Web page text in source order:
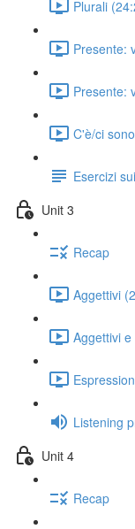
Plurali
Presente:
Presente:
C'è/ci
Esercizi
Unit 3
Recap
Aggettivi
Aggettivi
Listening
Unit 4
Recap